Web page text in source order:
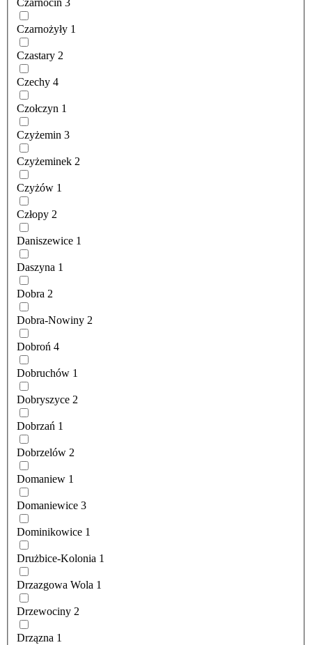
Czarnocin 3
Czarnożyły 1
Czastary 2
Czechy 4
Czołczyn 1
Czyżemin 3
Czyżeminek 2
Czyżów 1
Człopy 2
Daniszewice 1
Daszyna 1
Dobra 2
Dobra-Nowiny 2
Dobroń 4
Dobruchów 1
Dobryszyce 2
Dobrzań 1
Dobrzelów 2
Domaniew 1
Domaniewice 3
Dominikowice 1
Drużbice-Kolonia 1
Drzazgowa Wola 1
Drzewociny 2
Drzązna 1